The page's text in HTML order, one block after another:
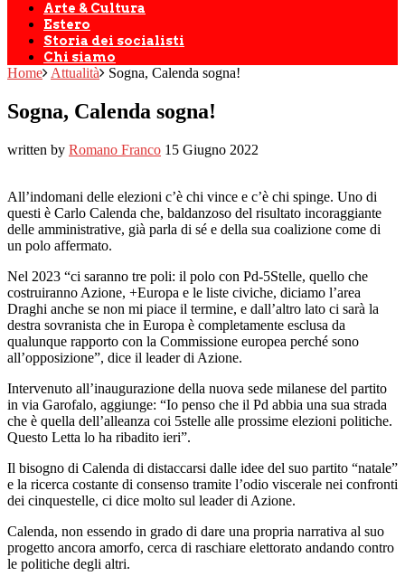
Arte & Cultura
Estero
Storia dei socialisti
Chi siamo
Home Attualità Sogna, Calenda sogna!
Sogna, Calenda sogna!
written by Romano Franco 15 Giugno 2022
All’indomani delle elezioni c’è chi vince e c’è chi spinge. Uno di
questi è Carlo Calenda che, baldanzoso del risultato incoraggiante
delle amministrative, già parla di sé e della sua coalizione come di
un polo affermato.
Nel 2023 “ci saranno tre poli: il polo con Pd-5Stelle, quello che
costruiranno Azione, +Europa e le liste civiche, diciamo l’area
Draghi anche se non mi piace il termine, e dall’altro lato ci sarà la
destra sovranista che in Europa è completamente esclusa da
qualunque rapporto con la Commissione europea perché sono
all’opposizione”, dice il leader di Azione.
Intervenuto all’inaugurazione della nuova sede milanese del partito
in via Garofalo, aggiunge: “Io penso che il Pd abbia una sua strada
che è quella dell’alleanza coi 5stelle alle prossime elezioni politiche.
Questo Letta lo ha ribadito ieri”.
Il bisogno di Calenda di distaccarsi dalle idee del suo partito “natale”
e la ricerca costante di consenso tramite l’odio viscerale nei confronti
dei cinquestelle, ci dice molto sul leader di Azione.
Calenda, non essendo in grado di dare una propria narrativa al suo
progetto ancora amorfo, cerca di raschiare elettorato andando contro
le politiche degli altri.